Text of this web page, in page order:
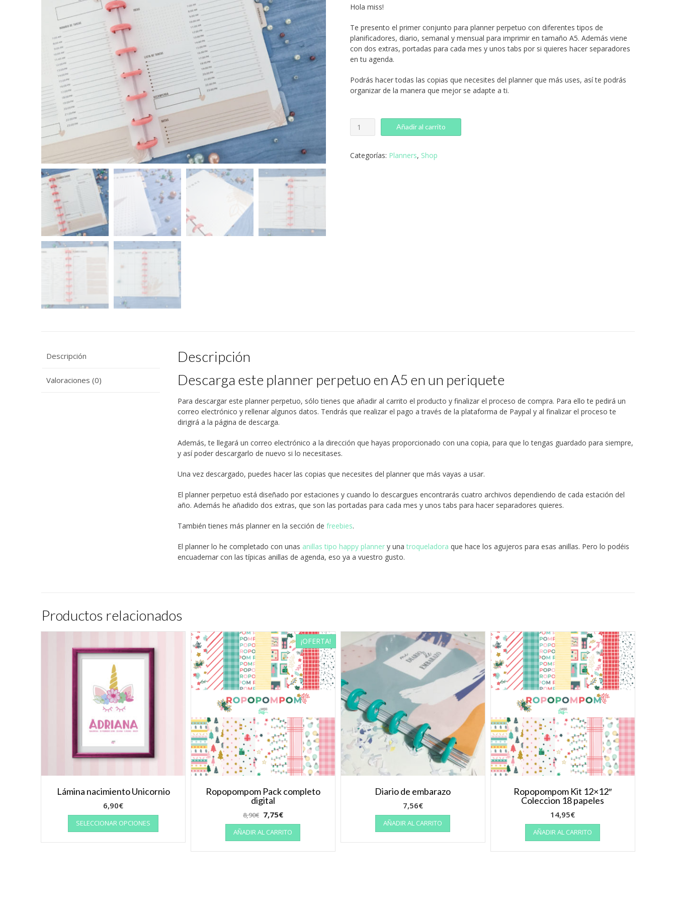
Hola miss!
Te presento el primer conjunto para planner perpetuo con diferentes tipos de
planificadores, diario, semanal y mensual para imprimir en tamaño A5. Además viene
con dos extras, portadas para cada mes y unos tabs por si quieres hacer separadores
en tu agenda.
Podrás hacer todas las copias que necesites del planner que más uses, así te podrás
organizar de la manera que mejor se adapte a ti.
Planner
perpetuo
en
Añadir al carrito
Categorías: Planners, Shop
Descripción
Valoraciones (0)
Descripción
Descarga este planner perpetuo en A5 en un periquete
Para descargar este planner perpetuo, sólo tienes que añadir al carrito el producto y finalizar el proceso de compra. Para ello te pedirá un
correo electrónico y rellenar algunos datos. Tendrás que realizar el pago a través de la plataforma de Paypal y al finalizar el proceso te
dirigirá a la página de descarga.
Además, te llegará un correo electrónico a la dirección que hayas proporcionado con una copia, para que lo tengas guardado para siempre,
y así poder descargarlo de nuevo si lo necesitases.
Una vez descargado, puedes hacer las copias que necesites del planner que más vayas a usar.
El planner perpetuo está diseñado por estaciones y cuando lo descargues encontrarás cuatro archivos dependiendo de cada estación del
año. Además he añadido dos extras, que son las portadas para cada mes y unos tabs para hacer separadores quieres.
También tienes más planner en la sección defreebies.
El planner lo he completado con unas anillas tipo happy planner y unatroqueladora que hace los agujeros para esas anillas. Pero lo podéis
encuadernar con las típicas anillas de agenda, eso ya a vuestro gusto.
Productos relacionados
Lámina nacimiento Unicornio
6,90€
SELECCIONAR OPCIONES
¡OFERTA!
Ropopompom Pack completo
digital
8,90€ 7,75€
AÑADIR AL CARRITO
Diario de embarazo
7,56€
AÑADIR AL CARRITO
Ropopompom Kit 12×12″
Coleccion 18 papeles
14,95€
AÑADIR AL CARRITO